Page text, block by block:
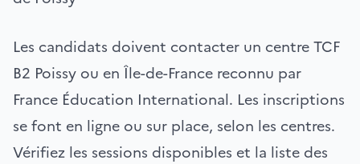
Les candidats doivent contacter un centre TCF
B2 Poissy ou en Île-de-France reconnu par
France Éducation International. Les inscriptions
se font en ligne ou sur place, selon les centres.
Vérifiez les sessions disponibles et la liste des